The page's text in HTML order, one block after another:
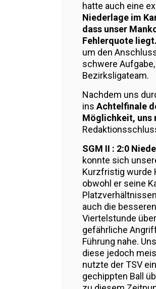
hatte auch eine
Niederlage im
dass unser
Fehlerquote liegt.
um den
schwere
Bezirksligateam.
Nachdem uns
ins Achtelfinale
Möglichkeit, uns
SGM II : 2:0
konnte sich
Kurzfristig wurde
obwohl er seine
auch die
Viertelstunde
gefährliche
Führung nahe.
diese jedoch
nutzte der TSV
gechippten Ball